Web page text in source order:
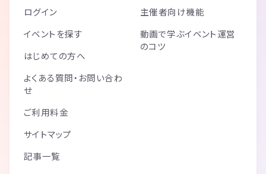
ログイン
イベントを探す
はじめての方へ
よくある質問・お問い合わ
せ
ご利用料金
サイトマップ
記事一覧
主催者向け機能
動画で学ぶイベント運営
のコツ